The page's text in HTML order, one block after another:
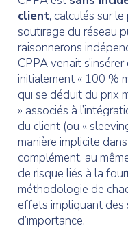
client, calculés sur
soutirage du réseau
raisonnerons
CPPA venait
initialement « 100 %
qui se déduit du prix
» associés à
du client (ou «
manière implicite
complément, au
de risque liés à la
méthodologie de
effets impliquant des
d’importance.